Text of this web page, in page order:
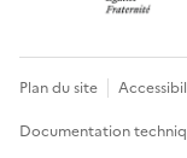
Plan du site
Documentation